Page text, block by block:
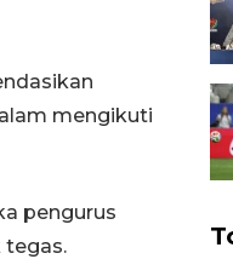
mengikuti
pengurus
tegas.